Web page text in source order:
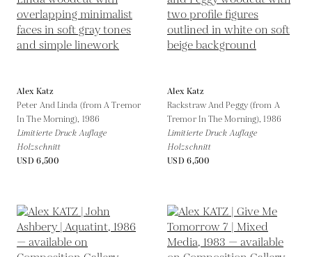
Alex Katz
Peter And Linda (from A Tremor
In The Morning), 1986
Limitierte Druck Auflage
Holzschnitt
USD 6,500
Alex Katz
Rackstraw And Peggy (from A
Tremor In The Morning),1986
Limitierte Druck Auflage
Holzschnitt
USD 6,500